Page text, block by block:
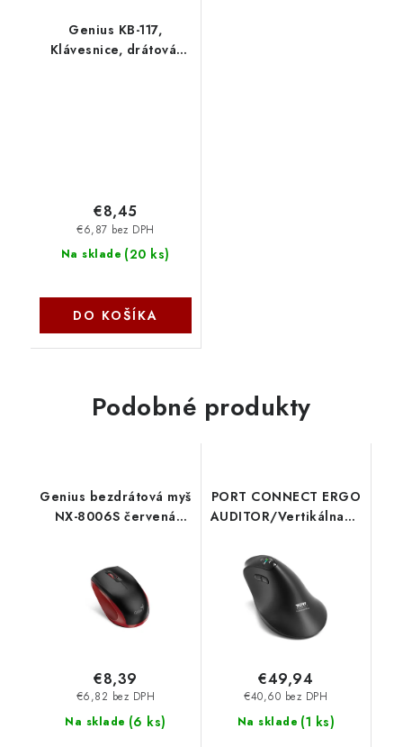
Genius KB-117,
Klávesnice, drátová,
Na sklade (20 ks)
€6,87 bez DPH
€8,45
DO KOŠÍKA
Podobné produkty
Genius bezdrátová myš
NX-8006S červená
Na sklade (6 ks)
€6,82 bez DPH
€8,39
PORT CONNECT ERGO
AUDITOR/Vertikálna/
DPI/USB+BT/Čierna
910204 NoName
Na sklade (1 ks)
€40,60 bez DPH
€49,94